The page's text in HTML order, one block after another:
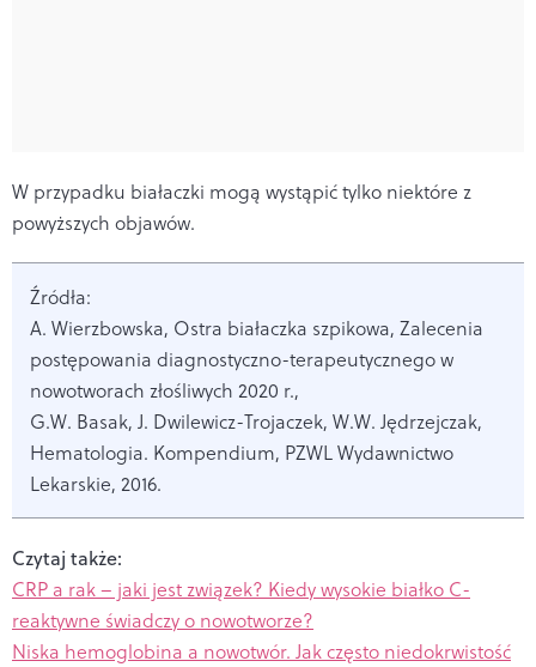
W przypadku białaczki mogą wystąpić tylko niektóre z
powyższych objawów.
Źródła:
A. Wierzbowska, Ostra białaczka szpikowa, Zalecenia
postępowania diagnostyczno-terapeutycznego w
nowotworach złośliwych 2020 r.,
G.W. Basak, J. Dwilewicz-Trojaczek, W.W. Jędrzejczak,
Hematologia. Kompendium, PZWL Wydawnictwo
Lekarskie, 2016.
Czytaj także:
CRP a rak – jaki jest związek? Kiedy wysokie białko C-
reaktywne świadczy o nowotworze?
Niska hemoglobina a nowotwór. Jak często niedokrwistość